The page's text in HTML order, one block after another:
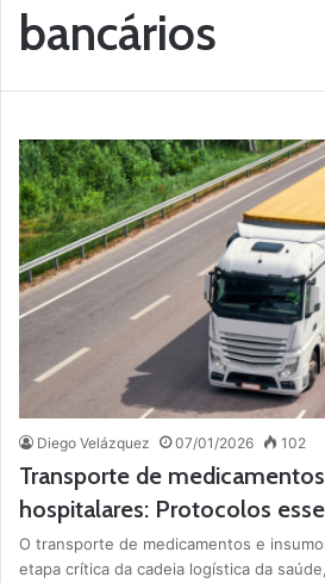
bancários
Diego Velázquez 07/01/2026 102
Transporte de
hospitalares: Protocolos
O transporte de medicamentos e
etapa crítica da cadeia logística da